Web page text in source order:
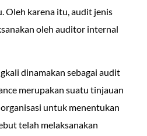
Oleh karena itu, audit jenis
oleh auditor internal
dinamakan sebagai audit
merupakan suatu tinjauan
untuk menentukan
telah melaksanakan